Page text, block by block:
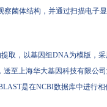
菌体结构，并通过扫描电子显
，以基因组DNA为模版
送至上海华大基因科技有限公
是在NCBI数据库中进行相似